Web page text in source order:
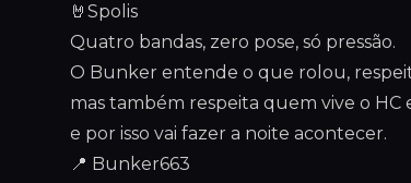
🤘Spolis
Quatro bandas, zero pose, só pressão.
O Bunker entende o que rolou,
mas também respeita quem vive o
e por isso vai fazer a noite acontecer.
📍 Bunker663